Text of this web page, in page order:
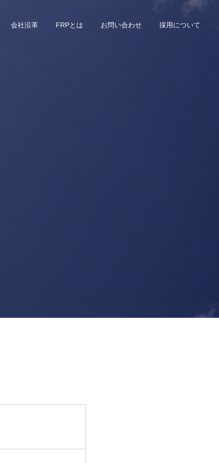
会社沿革 FRPとは お問い合わせ 採用について